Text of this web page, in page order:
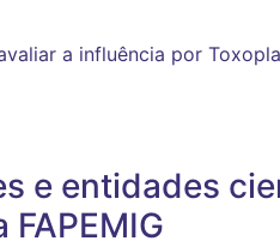
a influência por
e entidades